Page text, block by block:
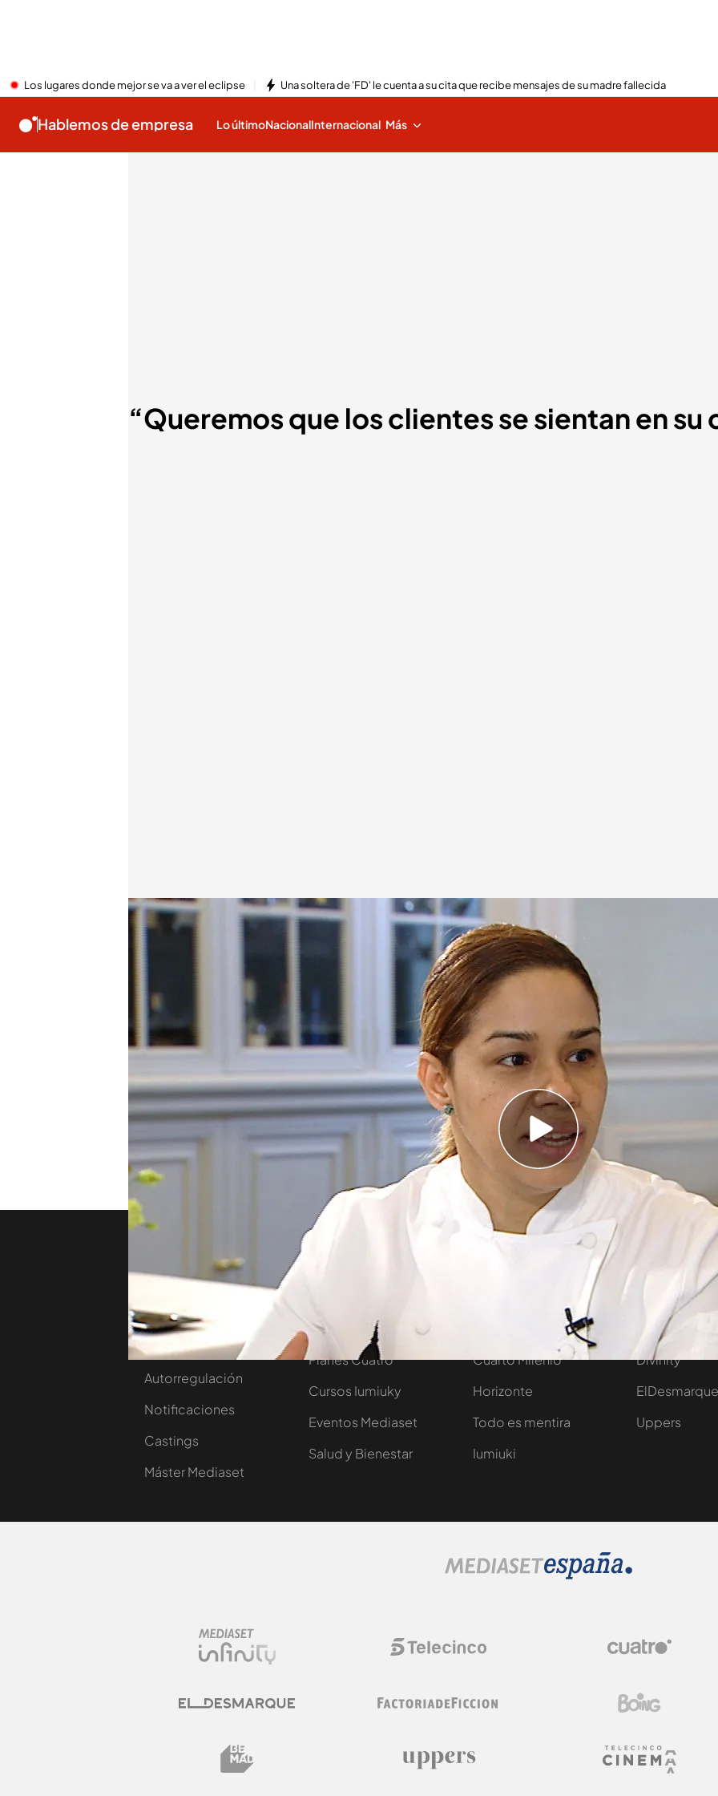
Los lugares donde mejor se va a ver el eclipse Una soltera de 'FD' le cuenta a su cita que recibe mensajes de su madre fallecida
Hablemos de empresa Lo últimoNacionalInternacional Más
“Queremos que los clientes se sientan en su
cuatro.com
En el club Allard “cada plato es un mundo” pero siempre sobre la base de
“respetar el producto”. Para María es muy importante que la gente
“identifique” la esencia con la que se elaboran los platos.
Noticias Cuatro Hablemos de empresa
Trabaja en nuestro
Autorregulación
Notificaciones
Castings
Máster Mediaset
Ofertas y regalos
Planes Cuatro
Cursos Iumiuky
Eventos Mediaset
Salud y Bienestar
En boca de todos
Cuarto Milenio
Horizonte
Todo es mentira
Iumiuki
Más de
Mediaset
Telecinco
Divinity
ElDesmarque
Uppers